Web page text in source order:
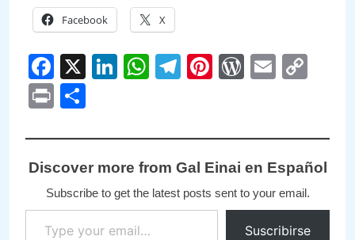
Facebook X
Facebook
X LinkedIn
WhatsApp
Telegram
PinterestEmail
Print
Discover more from Gal Einai en Español
Subscribe to get the latest posts sent to your email.
Type your email…
Suscribirse